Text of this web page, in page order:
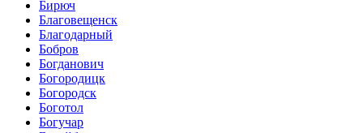
Бирюч
Благовещенск
Благодарный
Бобров
Богданович
Богородицк
Богородск
Боготол
Богучар